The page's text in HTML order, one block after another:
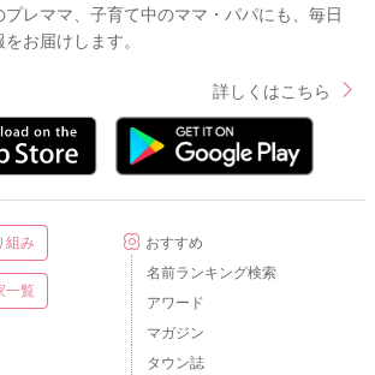
レママ、子育て中のママ・パパにも、毎日
お届けします。
詳しくはこちら
組み
一覧
おすすめ
名前ランキング検索
アワード
マガジン
タウン誌